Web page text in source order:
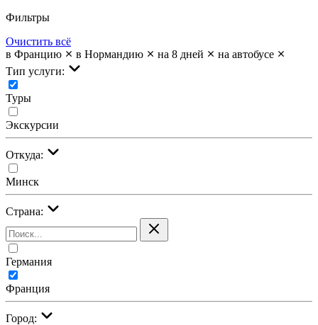
Фильтры
Очистить всё
в Францию
в Нормандию на 8 дней
на автобусе
Тип услуги:
Туры
Экскурсии
Откуда:
Минск
Страна:
Германия
Франция
Город: